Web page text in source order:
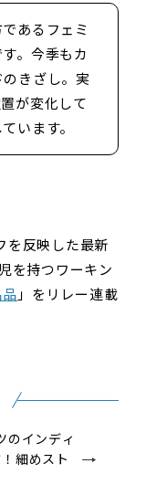
あるフェミ
。今季もカ
きざし。実
が変化して
います。
を反映した最新
を持つワーキン
」をリレー連載
のインディ
細めスト